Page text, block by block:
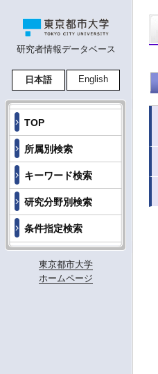
研究者情報データベース
日本語 English
TOP
所属別検索
キーワード検索
研究分野別検索
条件指定検索
東京都市大学
ホームページ